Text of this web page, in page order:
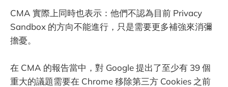
CMA 實際上同時也表示：他們不認為目前 Privacy
Sandbox 的方向不能進行，只是需要更多補強來消彌
擔憂。
在 CMA 的報告當中，對 Google 提出了至少有 39 個
重大的議題需要在 Chrome 移除第三方 Cookies 之前